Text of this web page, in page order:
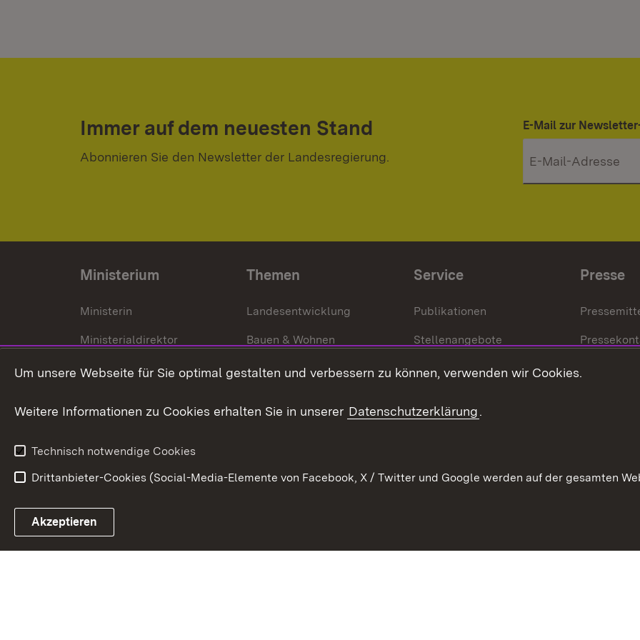
Immer auf dem neuesten Stand
Abonnieren Sie den Newsletter der Landesregierung.
E-Mail zur
Ministerium
Ministerin
Ministerialdirektor
Organisation und Aufgaben
Themen
Landesentwicklung
Bauen & Wohnen
Städtebau
Service
Publikationen
Stellenangebote
Kontakt
Presse
Link zum Landesportal
Um unsere Webseite für Sie optimal gestalten und verbessern zu können, verwenden wir Cookies.
Weitere Informationen zu Cookies erhalten Sie in unserer Datenschutzerklärung.
Technisch notwendige Cookies
Drittanbieter-Cookies (Social-Media-Elemente von Facebook, X / Twitter und Google werden auf der gesamten
Akzeptieren